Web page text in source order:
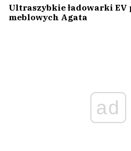
Ultraszybkie ładowarki EV
meblowych Agata
ad